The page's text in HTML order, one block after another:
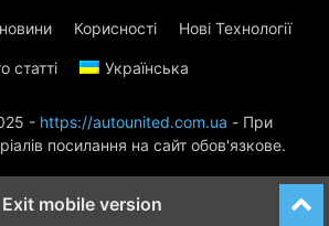
Корисності Нові Технології
статті Українська
- https://autounited.com.ua - При
посилання на сайт обов'язкове.
Exit mobile version